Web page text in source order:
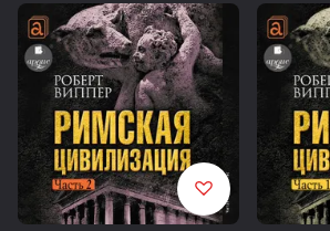
памятников прошлого